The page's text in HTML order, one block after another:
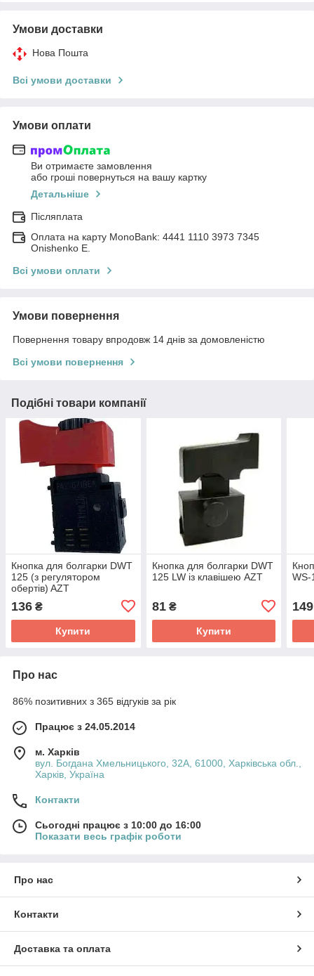
Умови доставки
Нова Пошта
Всі умови доставки
Умови оплати
Ви отримаєте замовлення
або гроші повернуться на вашу картку
Детальніше
Післяплата
Оплата на карту MonoBank: 4441 1110 3973 7345
Onishenko E.
Всі умови оплати
Умови повернення
Повернення товару впродовж 14 днів за домовленістю
Всі умови повернення
Подібні товари компанії
Кнопка для болгарки DWT
125 (з регулятором
обертів) AZT
136 ₴
Купити
Кнопка для болгарки DWT
125 LW із клавішею AZT
81₴
Купити
WS-
149
Про нас
86% позитивних з 365 відгуків за рік
Працює з 24.05.2014
м. Харків
вул. Богдана Хмельницького, 32А, 61000, Харківська обл.,
Харків, Україна
Контакти
Сьогодні працює з 10:00 до 16:00
Показати весь графік роботи
Про нас
Контакти
Доставка та оплата